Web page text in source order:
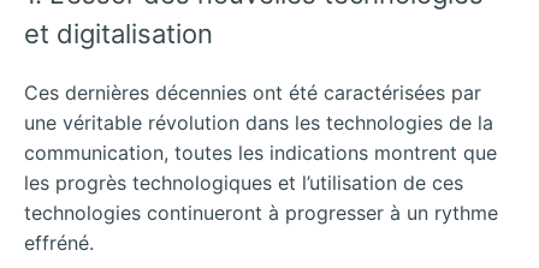
et digitalisation
Ces dernières décennies ont été caractérisées par
une véritable révolution dans les technologies de la
communication, toutes les indications montrent que
les progrès technologiques et l’utilisation de ces
technologies continueront à progresser à un rythme
effréné.